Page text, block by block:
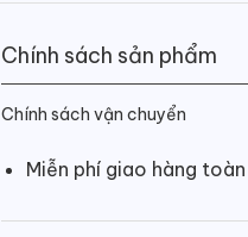
Chính sách sản phẩm
Chính sách vận chuyển
Miễn phí giao hàng